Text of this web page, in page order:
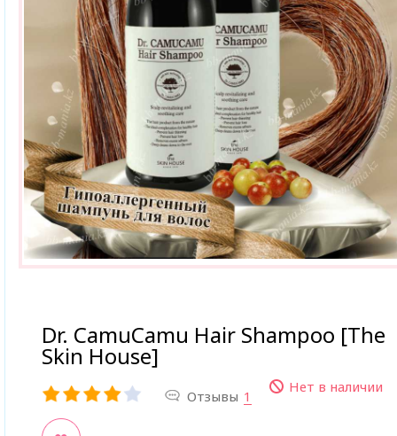
Dr. CamuCamu Hair Shampoo [The
Skin House]
Отзывы 1
Нет в наличии